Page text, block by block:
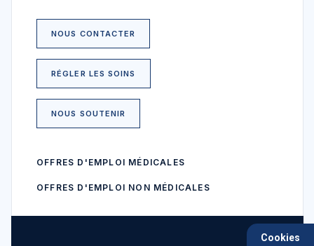
NOUS CONTACTER
RÉGLER LES SOINS
NOUS SOUTENIR
OFFRES D'EMPLOI MÉDICALES
OFFRES D'EMPLOI NON MÉDICALES
Cookies